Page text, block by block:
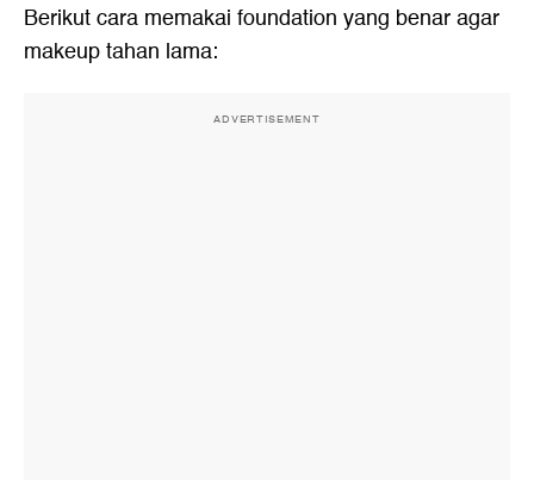
Berikut cara memakai foundation yang benar agar
makeup tahan lama:
ADVERTISEMENT